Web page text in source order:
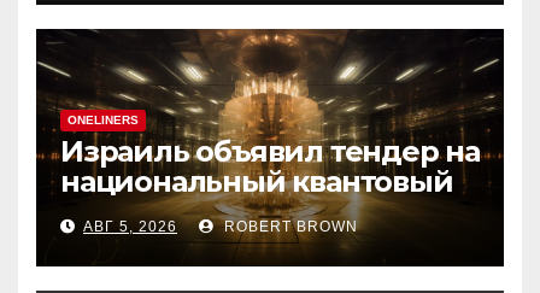
ONELINERS
Израиль объявил тендер на
национальный квантовый
компьютер
АВГ 5, 2026 ROBERT BROWN